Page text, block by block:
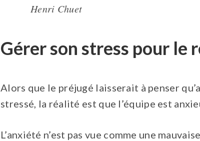
Henri Chuet
Gérer son stress pour le
Alors que le préjugé laisserait à penser
stressé, la réalité est que l’équipe est
L’anxiété n’est pas vue comme une